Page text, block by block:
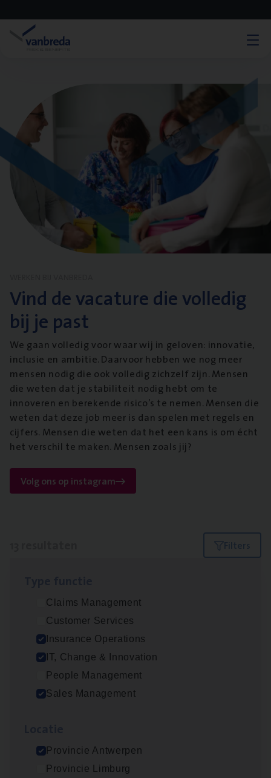
Vind de vacature die volledig
bij je past
We gaan volledig voor waar wij in geloven: innovatie,
inclusie en ambitie. Daarvoor hebben we nog meer
mensen nodig die ook volledig zichzelf zijn. Mensen
die weten dat je stabiliteit nodig hebt om te
innoveren en berekende risico’s te nemen. Mensen die
weten dat deze job meer is dan spelen met regels en
cijfers. Mensen die weten dat het een kans is om écht
het verschil te maken. Mensen zoals jij?
Volg ons op instagram
Filters
Claims Management
Customer Services
Insurance Operations
IT, Change & Innovation
People Management
Sales Management
Provincie Antwerpen
Provincie Limburg
Busi­ness Analyst
IT, Change & Innovation
Antwerpen
Insu­ran­ce Bro­ker Trans­port